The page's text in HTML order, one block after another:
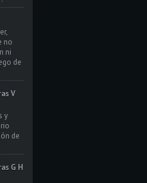
no
ni
de
V
y
de
G H